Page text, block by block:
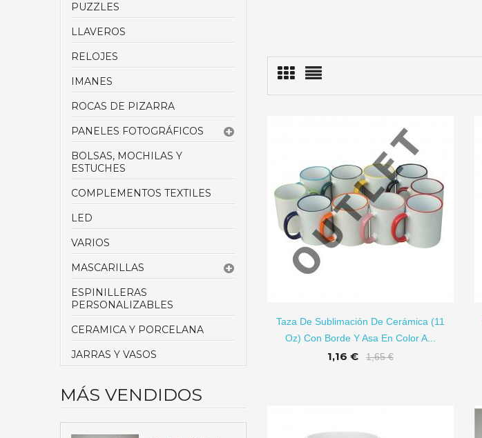
PUZZLES
LLAVEROS
RELOJES
IMANES
ROCAS DE PIZARRA
PANELES FOTOGRÁFICOS
BOLSAS, MOCHILAS Y
ESTUCHES
COMPLEMENTOS TEXTILES
LED
VARIOS
MASCARILLAS
ESPINILLERAS
PERSONALIZABLES
CERAMICA Y PORCELANA
JARRAS Y VASOS
MÁS VENDIDOS
Taza De Sublimación De Cerámica (11
Oz) Con Borde Y Asa En Color A...
1,16 € 1,65 €